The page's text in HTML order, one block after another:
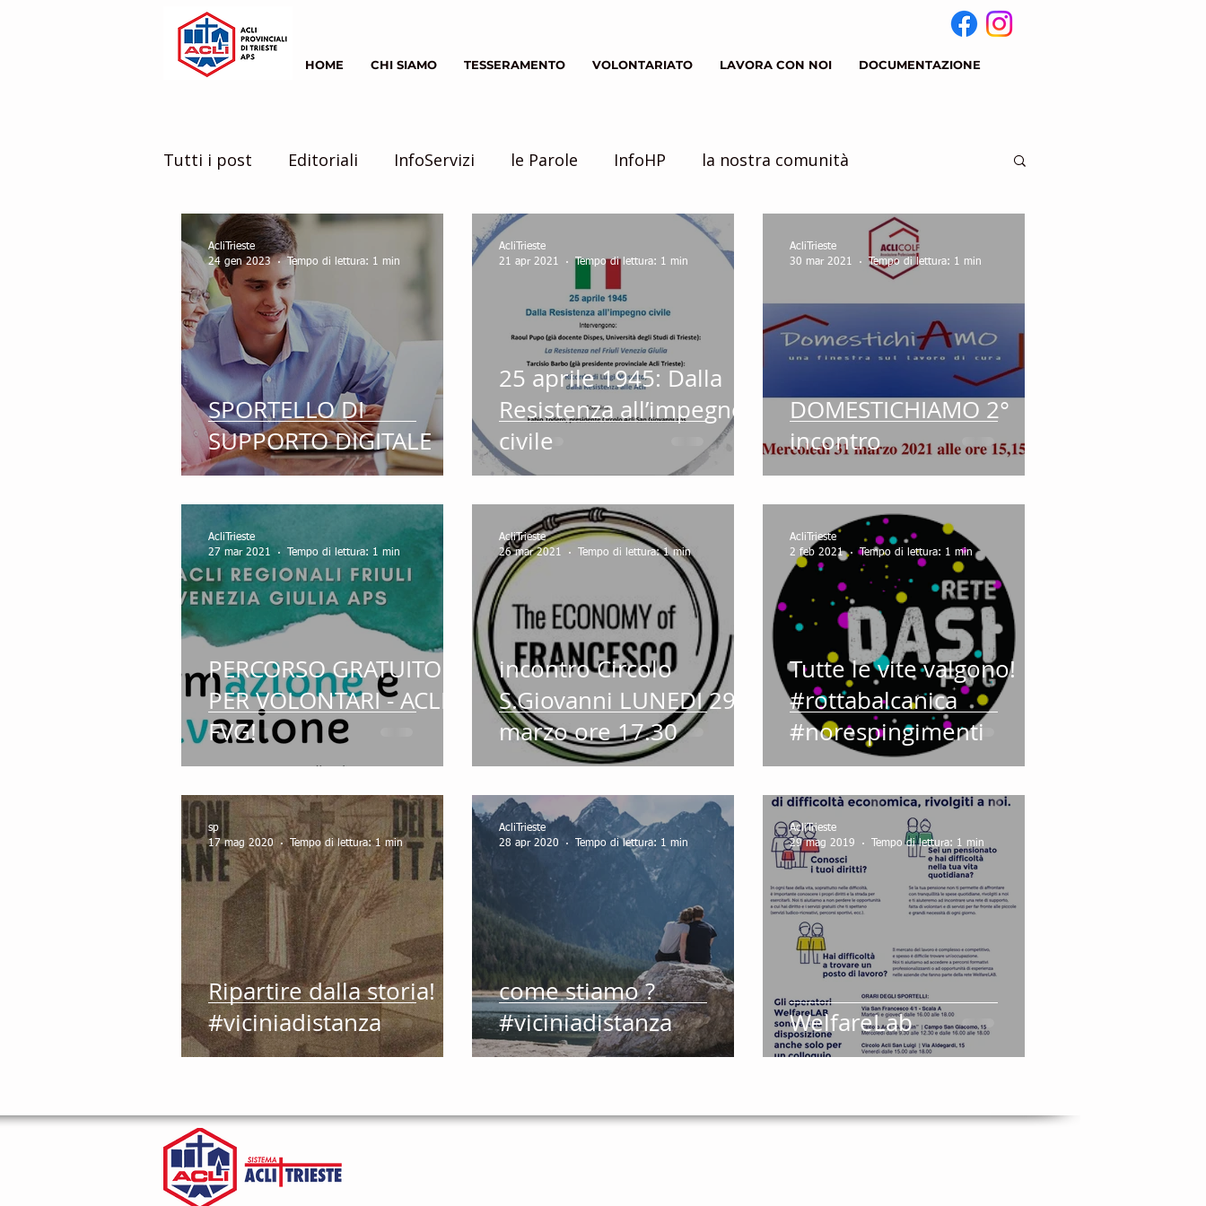
HOME CHI SIAMO TESSERAMENTO VOLONTARIATO LAVORA CON NOI DOCUMENTAZIONE
Tutti i post Editoriali InfoServizi le Parole InfoHP la nostra comunità
il mondo intorno a noi Servizio Civile
SPORTELLO DI
SUPPORTO DIGITALE
AcliTrieste
24 gen 2023
Tempo di lettura: 1 min
25 aprile 1945: Dalla
Resistenza all’impegno
civile
AcliTrieste
21 apr 2021
Tempo di lettura: 1 min
DOMESTICHIAMO 2°
incontro
AcliTrieste
30 mar 2021
Tempo di lettura: 1 min
PERCORSO GRATUITO
PER VOLONTARI - ACLI
FVG!
AcliTrieste
27 mar 2021
Tempo di lettura: 1 min
incontro Circolo
S.Giovanni LUNEDI 29
marzo ore 17.30
AcliTrieste
26 mar 2021
Tempo di lettura: 1 min
Tutte le vite valgono!
#rottabalcanica
#norespingimenti
AcliTrieste
2 feb 2021
Tempo di lettura: 1 min
Ripartire dalla storia!
#viciniadistanza
sp
17 mag 2020
Tempo di lettura: 1 min
come stiamo ?
#viciniadistanza
AcliTrieste
28 apr 2020
Tempo di lettura: 1 min
WelfareLab
AcliTrieste
29 mag 2019
Tempo di lettura: 1 min